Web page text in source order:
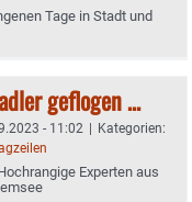
Tage in Stadt und
geflogen …
- 11:02 | Kategorien:
Experten aus